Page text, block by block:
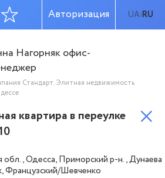
UA|RU
Авторизация
Нагорняк офис-
Стандарт. Элитная недвижимость
квартира в переулке
обл., Одесса, Приморский р-н., Дунаева
Французский/Шевченко